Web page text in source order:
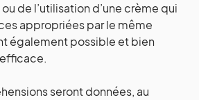
de l’utilisation d’une crème qui
appropriées par le même
également possible et bien
seront données, au